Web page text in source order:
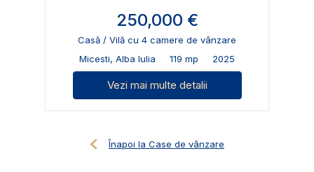
250,000 €
Casă / Vilă cu 4 camere de vânzare
Micesti, Alba Iulia
119 mp 2025
Vezi mai multe detalii
Înapoi la Case de vânzare